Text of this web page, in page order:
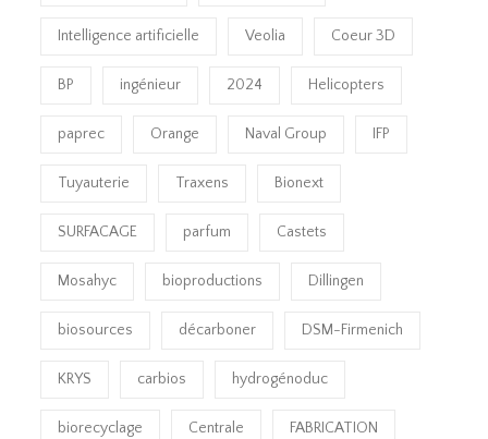
Intelligence artificielle Veolia Coeur 3D
BP ingénieur 2024 Helicopters
paprec Orange Naval Group IFP
Tuyauterie Traxens Bionext
SURFACAGE parfum Castets
Mosahyc bioproductions Dillingen
biosources décarboner DSM-Firmenich
KRYS carbios hydrogénoduc
biorecyclage Centrale FABRICATION